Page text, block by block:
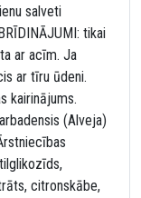
salveti
tikai
ar acīm. Ja
ar tīru ūdeni.
kairinājums.
(Alveja)
citronskābe,